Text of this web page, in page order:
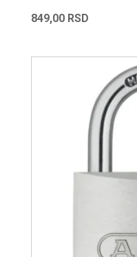
849,00 RSD